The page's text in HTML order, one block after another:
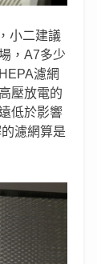
小二建議
，A7多少
濾網
壓放電的
低於影響
濾網算是